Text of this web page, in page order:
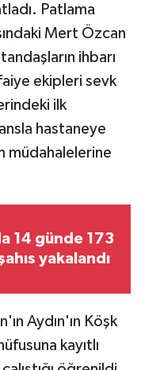
Patlama
Mert Özcan
ihbarı
ekipleri sevk
ilk
hastaneye
müdahalelerine
14 günde 173
yakalandı
Aydın'ın Köşk
kayıtlı